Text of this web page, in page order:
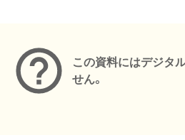
この資料にはデジタ
せん。